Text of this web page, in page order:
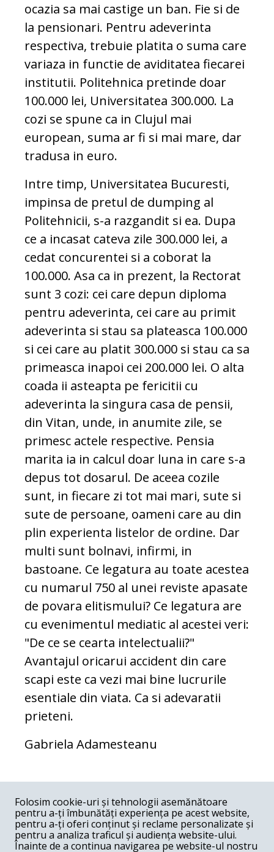
ocazia sa mai castige un ban. Fie si de
la pensionari. Pentru adeverinta
respectiva, trebuie platita o suma care
variaza in functie de aviditatea fiecarei
institutii. Politehnica pretinde doar
100.000 lei, Universitatea 300.000. La
cozi se spune ca in Clujul mai
european, suma ar fi si mai mare, dar
tradusa in euro.
Intre timp, Universitatea Bucuresti,
impinsa de pretul de dumping al
Politehnicii, s-a razgandit si ea. Dupa
ce a incasat cateva zile 300.000 lei, a
cedat concurentei si a coborat la
100.000. Asa ca in prezent, la Rectorat
sunt 3 cozi: cei care depun diploma
pentru adeverinta, cei care au primit
adeverinta si stau sa plateasca 100.000
si cei care au platit 300.000 si stau ca sa
primeasca inapoi cei 200.000 lei. O alta
coada ii asteapta pe fericitii cu
adeverinta la singura casa de pensii,
din Vitan, unde, in anumite zile, se
primesc actele respective. Pensia
marita ia in calcul doar luna in care s-a
depus tot dosarul. De aceea cozile
sunt, in fiecare zi tot mai mari, sute si
sute de persoane, oameni care au din
plin experienta listelor de ordine. Dar
multi sunt bolnavi, infirmi, in
bastoane. Ce legatura au toate acestea
cu numarul 750 al unei reviste apasate
de povara elitismului? Ce legatura are
cu evenimentul mediatic al acestei veri:
"De ce se cearta intelectualii?"
Avantajul oricarui accident din care
scapi este ca vezi mai bine lucrurile
esentiale din viata. Ca si adevaratii
prieteni.
Gabriela Adamesteanu
COMENTARII
Nume
Folosim cookie-uri și tehnologii asemănătoare
pentru a-ți îmbunătăți experiența pe acest website,
pentru a-ți oferi conținut și reclame personalizate și
pentru a analiza traficul și audiența website-ului.
Înainte de a continua navigarea pe website-ul nostru